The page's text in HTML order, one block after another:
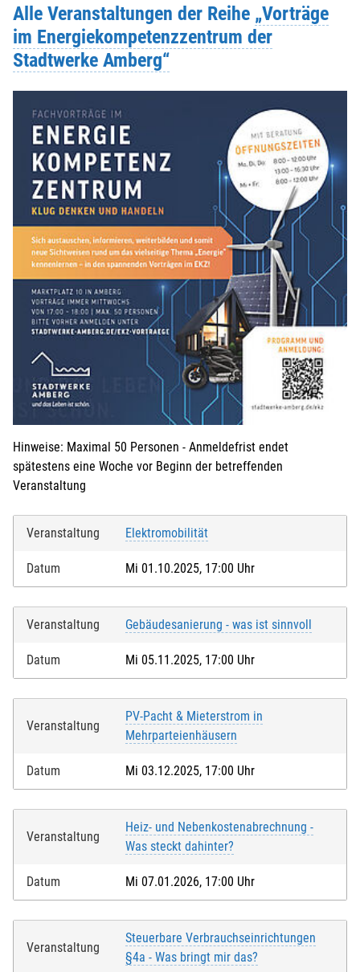
Alle Veranstaltungen der Reihe „Vorträge
im Energiekompetenzzentrum der
Stadtwerke Amberg“
Hinweise: Maximal 50 Personen - Anmeldefrist endet
spätestens eine Woche vor Beginn der betreffenden
Veranstaltung
Veranstaltung Elektromobilität
Datum Mi 01.10.2025, 17:00 Uhr
Veranstaltung Gebäudesanierung - was ist sinnvoll
Datum Mi 05.11.2025, 17:00 Uhr
Veranstaltung
PV-Pacht & Mieterstrom in
Mehrparteienhäusern
Datum Mi 03.12.2025, 17:00 Uhr
Veranstaltung
Heiz- und Nebenkostenabrechnung -
Was steckt dahinter?
Datum Mi 07.01.2026, 17:00 Uhr
Veranstaltung
Steuerbare Verbrauchseinrichtungen
§4a - Was bringt mir das?